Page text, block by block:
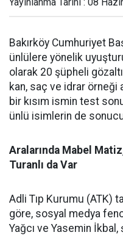
Bakırköy Cumhuriyet
ünlülere yönelik
olarak 20 şüpheli
kan, saç ve idrar örneği
bir kısım ismin test
ünlü isimlerin de
Aralarında Mabel
Turanlı da Var
Adli Tıp Kurumu (ATK)
göre, sosyal medya
Yağcı ve Yasemin İkbal,